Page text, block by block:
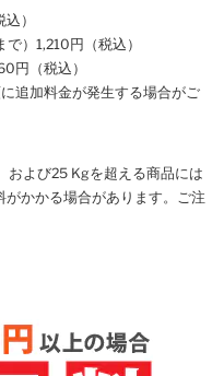
）
） 1,210円（税込）
円（税込）
追加料金が発生する場合がご
および25 Kgを超える商品には
かかる場合があります。
ご注